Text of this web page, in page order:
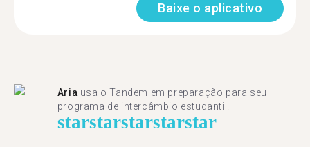
Baixe o aplicativo
Aria usa o Tandem em preparação para seu
programa de intercâmbio estudantil.
starstarstarstarstar